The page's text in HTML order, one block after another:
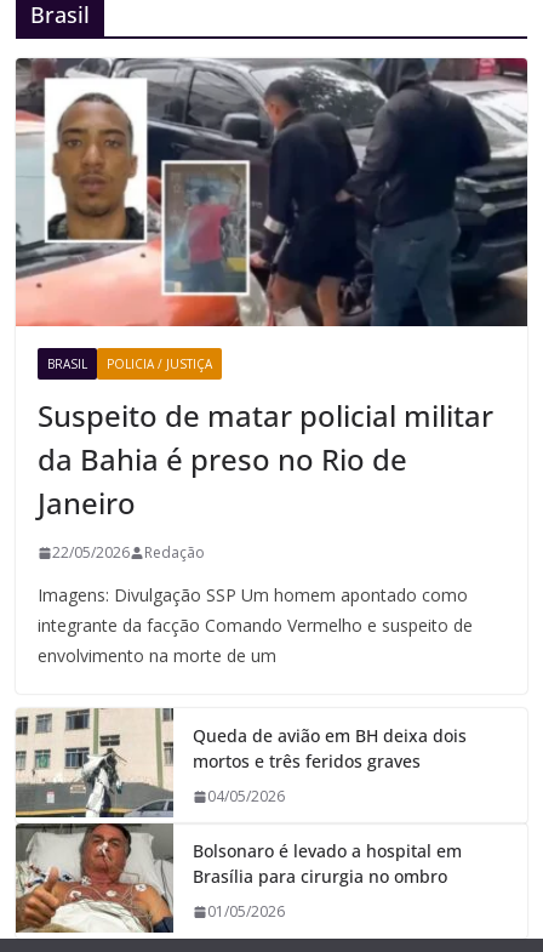
Brasil
BRASIL POLICIA / JUSTIÇA
Suspeito de matar policial militar
da Bahia é preso no Rio de
Janeiro
22/05/2026 Redação
Imagens: Divulgação SSP Um homem apontado como
integrante da facção Comando Vermelho e suspeito de
envolvimento na morte de um
Queda de avião em BH deixa dois
mortos e três feridos graves
04/05/2026
Bolsonaro é levado a hospital em
Brasília para cirurgia no ombro
01/05/2026